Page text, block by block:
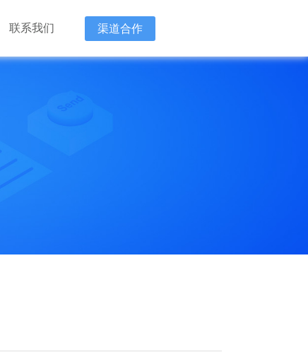
联系我们 渠道合作